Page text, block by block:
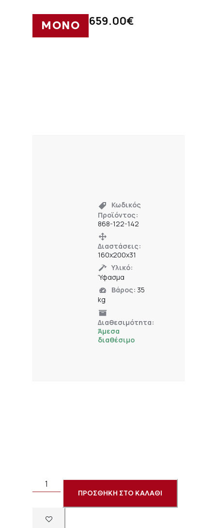
ΜΟΝΟ 659.00€
Κωδικός
Προϊόντος:
868-122-142
Διαστάσεις:
160x200x31
Υλικό:
Ύφασμα
Βάρος: 35
kg
Διαθεσιμότητα:
Άμεσα
διαθέσιμο
ΠΡΟΣΘΗΚΗ ΣΤΟ ΚΑΛΑΘΙ